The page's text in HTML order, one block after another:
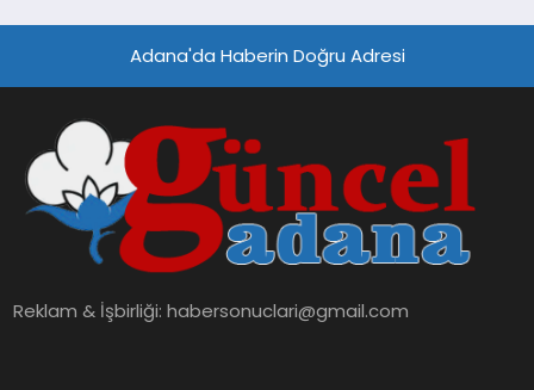
Adana'da Haberin Doğru Adresi
Reklam & İşbirliği:habersonuclari@gmail.com